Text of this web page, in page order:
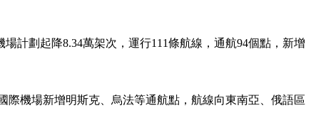
計劃起降8.34萬架次，運行111條航線，通航94個點，新增
機場新增明斯克、烏法等通航點，航線向東南亞、俄語區